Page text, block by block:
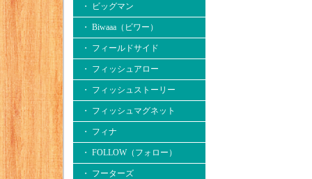
・ ビッグマン
・ Biwaaa（ビワー）
・ フィールドサイド
・ フィッシュアロー
・ フィッシュストーリー
・ フィッシュマグネット
・ フィナ
・ FOLLOW（フォロー）
・ フーターズ